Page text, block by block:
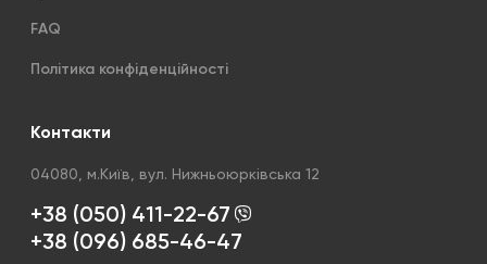
FAQ
Політика конфіденційності
Контакти
04080, м.Київ, вул. Нижньоюрківська 12
+38 (050) 411-22-67
+38 (096) 685-46-47